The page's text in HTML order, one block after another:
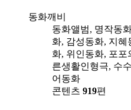
동화깨비
동화앨범, 명작동
화, 감성동화, 지
화, 위인동화, 포포
른생활인형극, 수
어동화
콘텐츠 919편